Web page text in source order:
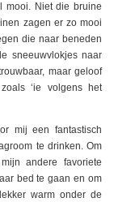
mooi. Niet die bruine
zagen er zo mooi
die naar beneden
sneeuwvlokjes naar
maar geloof
‘ie volgens het
mij een fantastisch
te drinken. Om
andere favoriete
bed te gaan en om
warm onder de